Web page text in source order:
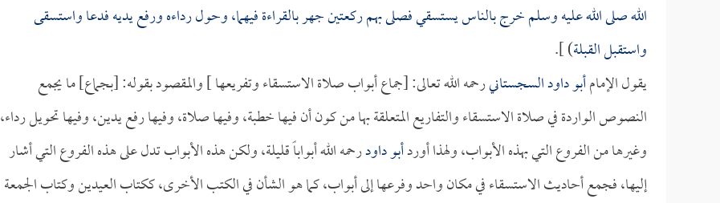
الله صلى الله عليه وسلم خرج بالناس يستسقي فصلى بهم ركعتين جهر بالقراءة فيهما، وحول رداءه ورفع يديه فدعا واستسقى
واستقبل القبلة) ].
يقول الإمامأبو داود السجستانيرحمه الله تعالى: [جماع أبواب صلاة الاستسقاء وتفريعها ] والمقصود بقوله: [بجماع] ما يجمع
النصوص الواردة في صلاة الاستسقاء والتفاريع المتعلقة بها من كون أن فيها خطبة، وفيها صلاة، وفيها رفع يدين، وفيها تحويل رداء،
وغيرها من الفروع التي بهذه الأبواب، ولهذا أوردأبو داودرحمه الله أبواباً قليلة، ولكن هذه الأبواب تدل على هذه الفروع التي أشار
إليها، فجمع أحاديث الاستسقاء في مكان واحد وفرعها إلى أبواب، كما هو الشأن في الكتب الأخرى، ككتاب العيدين وكتاب الجمعة